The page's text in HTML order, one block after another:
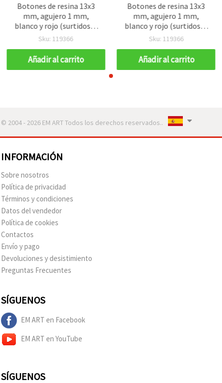
Botones de resina 13x3
mm, agujero 1 mm,
blanco y rojo (surtidos) -
Pack de 10 uds para
Sku: 119366
Añadir al carrito
Botones de resina 13x3
mm, agujero 1 mm,
blanco y rojo (surtidos) -
Pack de 10 uds para
Sku: 119366
Añadir al carrito
© 2004 - 2026 EM ART Todos los derechos reservados..
INFORMACIÓN
Sobre nosotros
Política de privacidad
Términos y condiciones
Datos del vendedor
Política de cookies
Contactos
Envío y pago
Devoluciones y desistimiento
Preguntas Frecuentes
SÍGUENOS
EM ART en Facebook
EM ART en YouTube
SÍGUENOS